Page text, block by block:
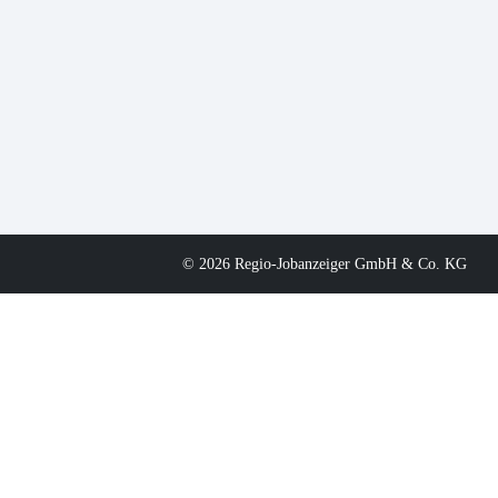
© 2026 Regio-Jobanzeiger GmbH & Co. KG